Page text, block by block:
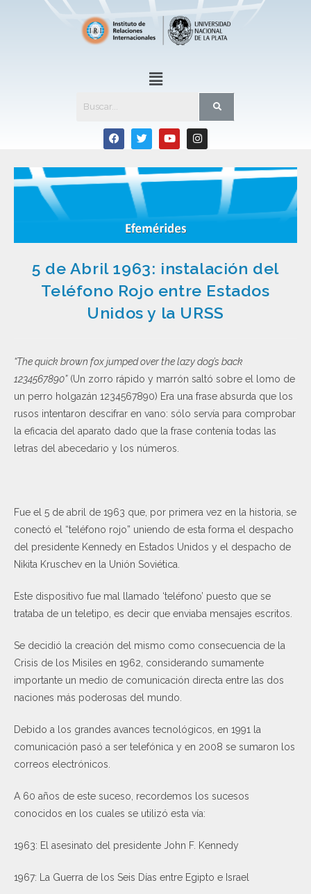
5 de Abril 1963: instalación del
Teléfono Rojo entre Estados
Unidos y la URSS
“The quick brown fox jumped over the lazy dog’s back
1234567890”(Un zorro rápido y marrón saltó sobre el lomo de
un perro holgazán 1234567890) Era una frase absurda que los
rusos intentaron descifrar en vano: sólo servía para comprobar
la eficacia del aparato dado que la frase contenía todas las
letras del abecedario y los números.
Fue el 5 de abril de 1963 que, por primera vez en la historia, se
conectó el “teléfono rojo” uniendo de esta forma el despacho
del presidente Kennedy en Estados Unidos y el despacho de
Nikita Kruschev en la Unión Soviética.
Este dispositivo fue mal llamado ‘teléfono’ puesto que se
trataba de un teletipo, es decir que enviaba mensajes escritos.
Se decidió la creación del mismo como consecuencia de la
Crisis de los Misiles en 1962, considerando sumamente
importante un medio de comunicación directa entre las dos
naciones más poderosas del mundo.
Debido a los grandes avances tecnológicos, en 1991 la
comunicación pasó a ser telefónica y en 2008 se sumaron los
correos electrónicos.
A 60 años de este suceso, recordemos los sucesos
conocidos en los cuales se utilizó esta vía:
1963: El asesinato del presidente John F. Kennedy
1967: La Guerra de los Seis Días entre Egipto e Israel